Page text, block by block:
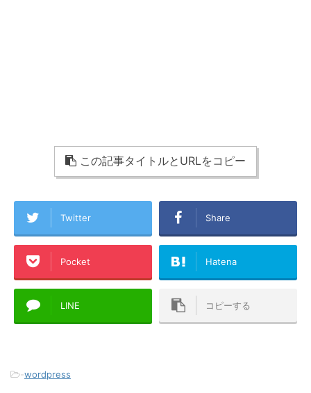
この記事タイトルとURLをコピー
Twitter Share
Pocket Hatena
LINE コピーする
-wordpress